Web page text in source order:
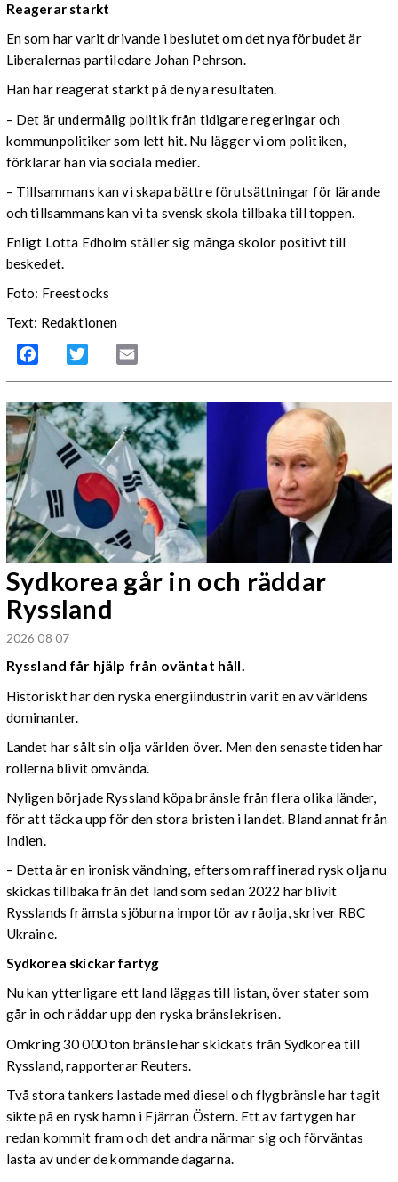
Reagerar starkt
En som har varit drivande i beslutet om det nya förbudet är
Liberalernas partiledare Johan Pehrson.
Han har reagerat starkt på de nya resultaten.
– Det är undermålig politik från tidigare regeringar och
kommunpolitiker som lett hit. Nu lägger vi om politiken,
förklarar han via sociala medier.
– Tillsammans kan vi skapa bättre förutsättningar för lärande
och tillsammans kan vi ta svensk skola tillbaka till toppen.
Enligt Lotta Edholm ställer sig många skolor positivt till
beskedet.
Foto: Freestocks
Text: Redaktionen
Facebook Twitter
Sydkorea går in och räddar
Ryssland
2026 08 07
Ryssland får hjälp från oväntat håll.
Historiskt har den ryska energiindustrin varit en av världens
dominanter.
Landet har sålt sin olja världen över. Men den senaste tiden har
rollerna blivit omvända.
Nyligen började Ryssland köpa bränsle från flera olika länder,
för att täcka upp för den stora bristen i landet. Bland annat från
Indien.
– Detta är en ironisk vändning, eftersom raffinerad rysk olja nu
skickas tillbaka från det land som sedan 2022 har blivit
Rysslands främsta sjöburna importör av råolja, skriver RBC
Ukraine.
Sydkorea skickar fartyg
Nu kan ytterligare ett land läggas till listan, över stater som
går in och räddar upp den ryska bränslekrisen.
Omkring 30 000 ton bränsle har skickats från Sydkorea till
Ryssland, rapporterar Reuters.
Två stora tankers lastade med diesel och flygbränsle har tagit
sikte på en rysk hamn i Fjärran Östern. Ett av fartygen har
redan kommit fram och det andra närmar sig och förväntas
lasta av under de kommande dagarna.